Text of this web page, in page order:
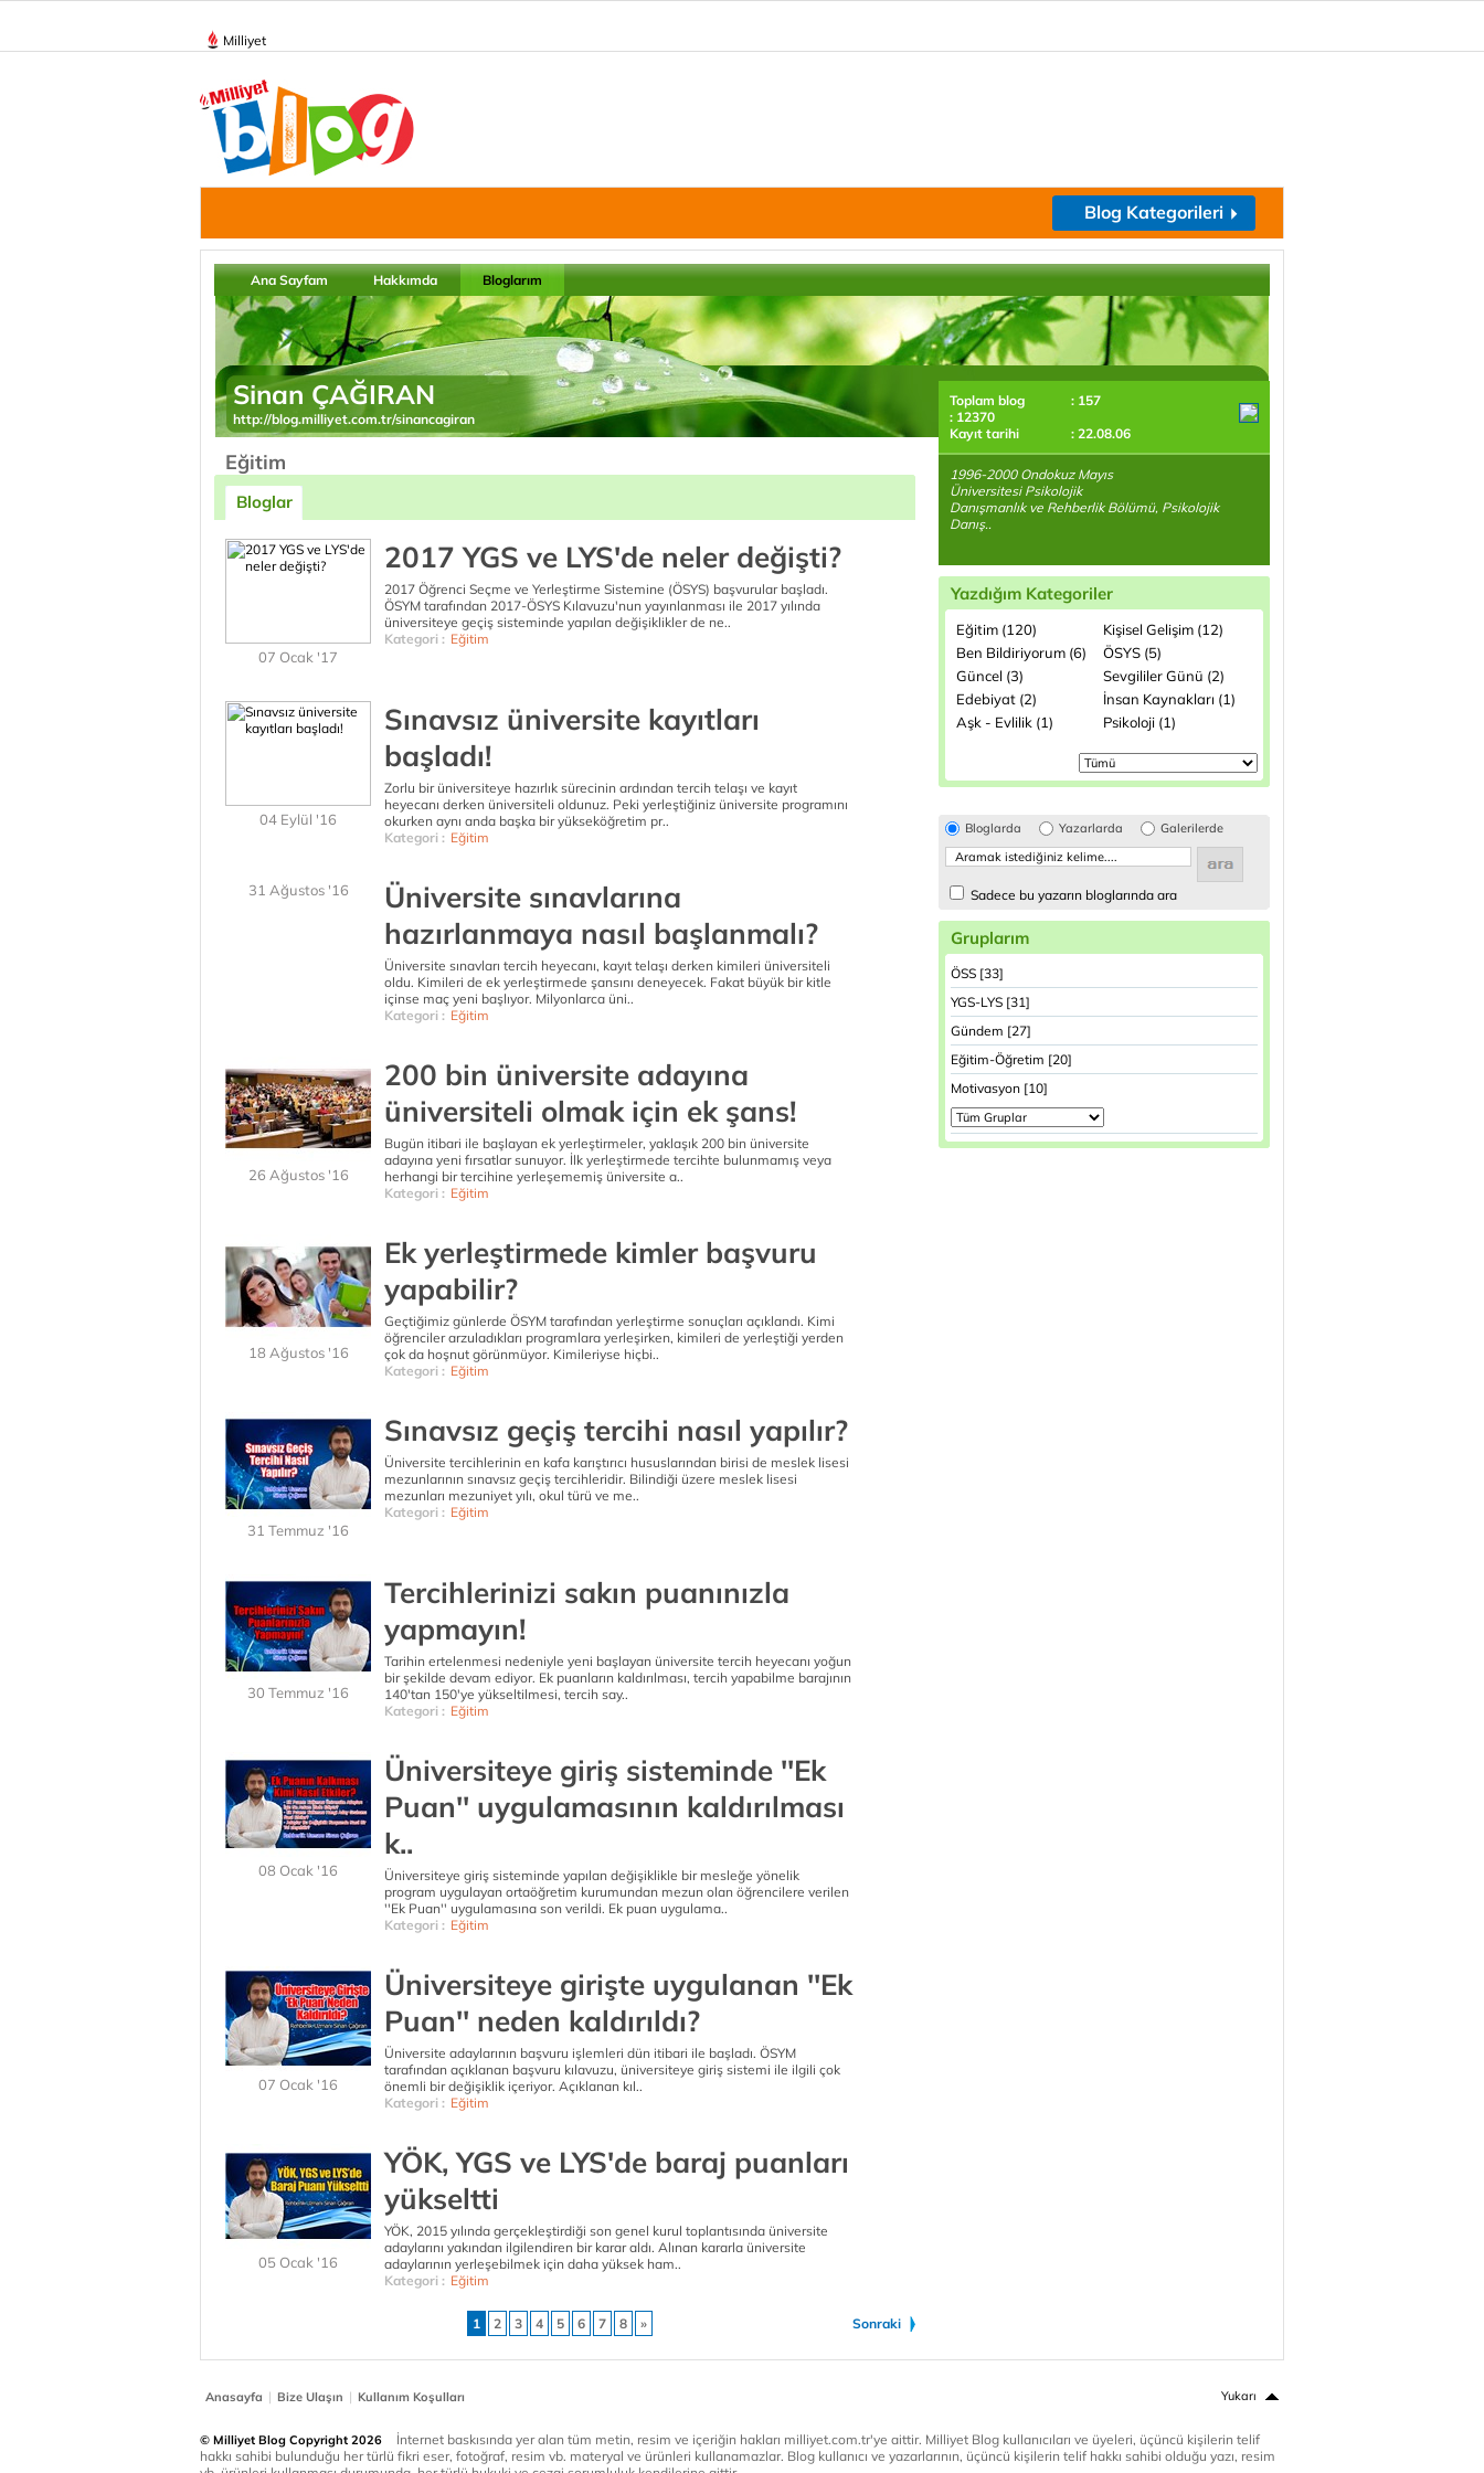
Milliyet
Blog Kategorileri
Ana Sayfam Hakkımda Bloglarım
Sinan ÇAĞIRAN
http://blog.milliyet.com.tr/sinancagiran
Eğitim
Bloglar
07 Ocak '17
2017 YGS ve LYS'de neler değişti?
2017 Öğrenci Seçme ve Yerleştirme Sistemine (ÖSYS) başvurular başladı.
ÖSYM tarafından 2017-ÖSYS Kılavuzu'nun yayınlanması ile 2017 yılında
üniversiteye geçiş sisteminde yapılan değişiklikler de ne..
Kategori : Eğitim
04 Eylül '16
Sınavsız üniversite kayıtları
başladı!
Zorlu bir üniversiteye hazırlık sürecinin ardından tercih telaşı ve kayıt
heyecanı derken üniversiteli oldunuz. Peki yerleştiğiniz üniversite programını
okurken aynı anda başka bir yükseköğretim pr..
Kategori : Eğitim
31 Ağustos '16
Üniversite sınavlarına
hazırlanmaya nasıl başlanmalı?
Üniversite sınavları tercih heyecanı, kayıt telaşı derken kimileri üniversiteli
oldu. Kimileri de ek yerleştirmede şansını deneyecek. Fakat büyük bir kitle
içinse maç yeni başlıyor. Milyonlarca üni..
Kategori : Eğitim
26 Ağustos '16
200 bin üniversite adayına
üniversiteli olmak için ek şans!
Bugün itibari ile başlayan ek yerleştirmeler, yaklaşık 200 bin üniversite
adayına yeni fırsatlar sunuyor. İlk yerleştirmede tercihte bulunmamış veya
herhangi bir tercihine yerleşememiş üniversite a..
Kategori : Eğitim
18 Ağustos '16
Ek yerleştirmede kimler başvuru
yapabilir?
Geçtiğimiz günlerde ÖSYM tarafından yerleştirme sonuçları açıklandı. Kimi
öğrenciler arzuladıkları programlara yerleşirken, kimileri de yerleştiği yerden
çok da hoşnut görünmüyor. Kimileriyse hiçbi..
Kategori : Eğitim
31 Temmuz '16
Sınavsız geçiş tercihi nasıl yapılır?
Üniversite tercihlerinin en kafa karıştırıcı hususlarından birisi de meslek lisesi
mezunlarının sınavsız geçiş tercihleridir. Bilindiği üzere meslek lisesi
mezunları mezuniyet yılı, okul türü ve me..
Kategori : Eğitim
30 Temmuz '16
Tercihlerinizi sakın puanınızla
yapmayın!
Tarihin ertelenmesi nedeniyle yeni başlayan üniversite tercih heyecanı yoğun
bir şekilde devam ediyor. Ek puanların kaldırılması, tercih yapabilme barajının
140'tan 150'ye yükseltilmesi, tercih say..
Kategori : Eğitim
08 Ocak '16
Üniversiteye giriş sisteminde ''Ek
Puan'' uygulamasının kaldırılması
k..
Üniversiteye giriş sisteminde yapılan değişiklikle bir mesleğe yönelik
program uygulayan ortaöğretim kurumundan mezun olan öğrencilere verilen
''Ek Puan'' uygulamasına son verildi. Ek puan uygulama..
Kategori : Eğitim
07 Ocak '16
Üniversiteye girişte uygulanan ''Ek
Puan'' neden kaldırıldı?
Üniversite adaylarının başvuru işlemleri dün itibari ile başladı. ÖSYM
tarafından açıklanan başvuru kılavuzu, üniversiteye giriş sistemi ile ilgili çok
önemli bir değişiklik içeriyor. Açıklanan kıl..
Kategori : Eğitim
05 Ocak '16
YÖK, YGS ve LYS'de baraj puanları
yükseltti
YÖK, 2015 yılında gerçekleştirdiği son genel kurul toplantısında üniversite
adaylarını yakından ilgilendiren bir karar aldı. Alınan kararla üniversite
adaylarının yerleşebilmek için daha yüksek ham..
Kategori : Eğitim
Sonraki
1 2 3 4 5 6 7 8 »
Toplam blog
: 157
: 12370
Kayıt tarihi
: 22.08.06
1996-2000 Ondokuz Mayıs
Üniversitesi Psikolojik
Danışmanlık ve Rehberlik Bölümü, Psikolojik
Danış..
Yazdığım Kategoriler
Eğitim (120)
Kişisel Gelişim (12)
Ben Bildiriyorum (6)
ÖSYS (5)
Güncel (3)
Sevgililer Günü (2)
Edebiyat (2)
İnsan Kaynakları (1)
Aşk - Evlilik (1)
Psikoloji (1)
Bloglarda Yazarlarda Galerilerde
Sadece bu yazarın bloglarında ara
Gruplarım
ÖSS [33]
YGS-LYS [31]
Gündem [27]
Eğitim-Öğretim [20]
Motivasyon [10]
Anasayfa | Bize Ulaşın | Kullanım Koşulları Yukarı
© Milliyet Blog Copyright 2026
İnternet baskısında yer alan tüm metin, resim ve içeriğin hakları milliyet.com.tr'ye aittir. Milliyet Blog kullanıcıları ve üyeleri, üçüncü kişilerin telif
hakkı sahibi bulunduğu her türlü fikri eser, fotoğraf, resim vb. materyal ve ürünleri kullanamazlar. Blog kullanıcı ve yazarlarının, üçüncü kişilerin telif hakkı sahibi olduğu yazı, resim